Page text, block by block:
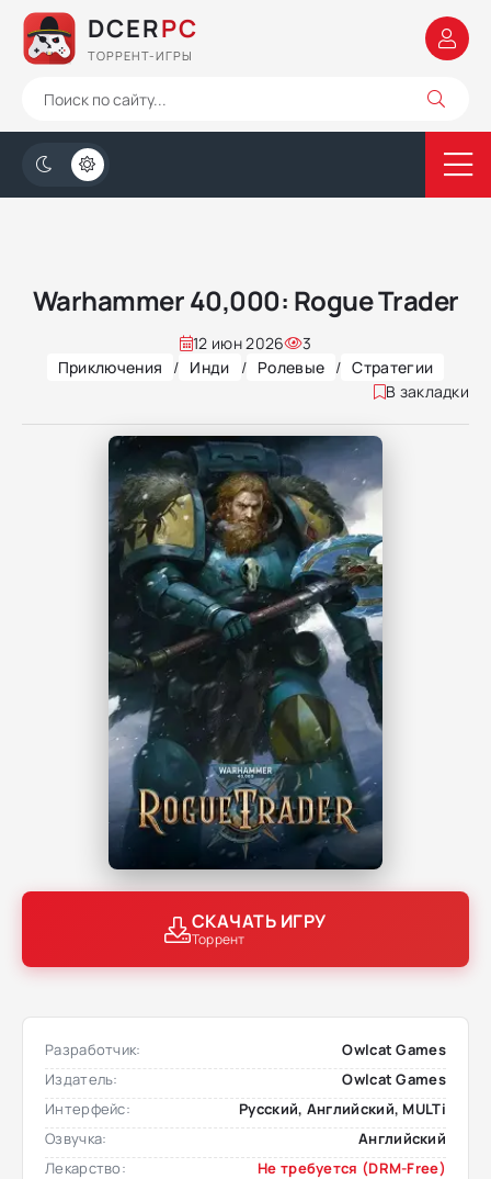
DCERPC
ТОРРЕНТ-ИГРЫ
Warhammer 40,000: Rogue Trader
12 июн 2026
3
Приключения
/ Инди / Ролевые / Стратегии
В закладки
СКАЧАТЬ ИГРУ
Торрент
Разработчик:
Owlcat Games
Издатель:
Owlcat Games
Интерфейс:
Русский, Английский, MULTi
Озвучка:
Английский
Лекарство:
Не требуется (DRM-Free)